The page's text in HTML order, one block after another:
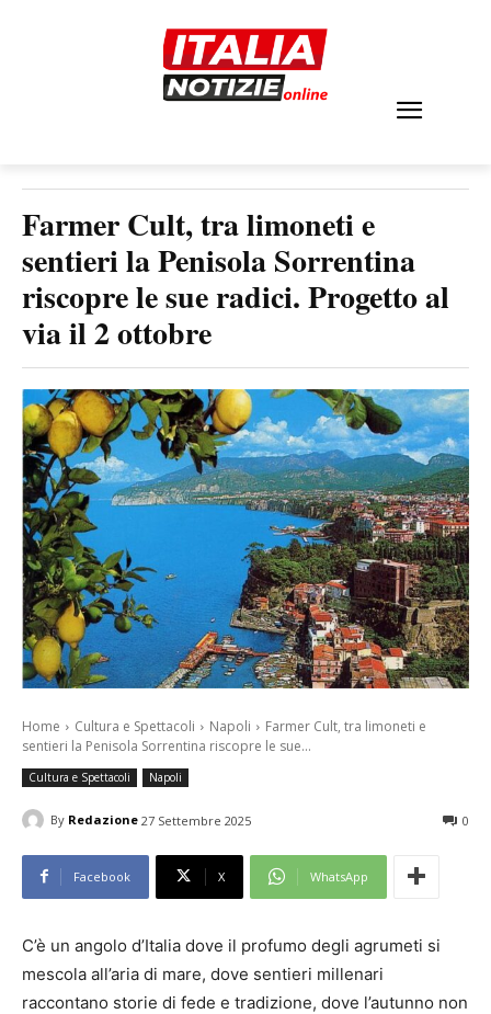
Farmer Cult, tra limoneti e
sentieri la Penisola Sorrentina
riscopre le sue radici. Progetto al
via il 2 ottobre
Home Cultura e Spettacoli Napoli
Farmer Cult, tra limoneti e
sentieri la Penisola Sorrentina riscopre le sue...
Cultura e Spettacoli Napoli
By Redazione 27 Settembre 2025 0
Facebook X WhatsApp
C’è un angolo d’Italia dove il profumo degli agrumeti si
mescola all’aria di mare, dove sentieri millenari
raccontano storie di fede e tradizione, dove l’autunno non